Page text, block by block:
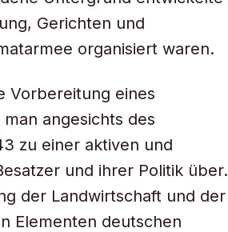
Gerichten und
organisiert waren.
Vorbereitung eines
angesichts des
zu einer aktiven und
und ihrer Politik über.
der Landwirtschaft und der
Elementen deutschen